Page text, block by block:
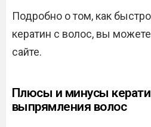
Подробно о том, как
кератин с волос, вы
сайте.
Плюсы и минусы
выпрямления волос